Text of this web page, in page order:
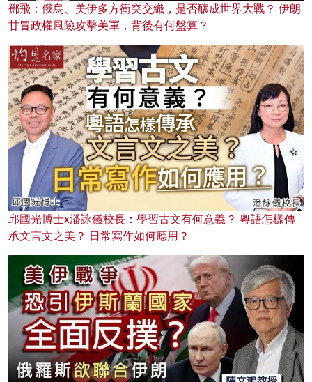
鄧飛：俄烏、美伊多方衝突交織，是否釀成世界大戰？ 伊朗
甘冒政權風險攻擊美軍，背後有何盤算？
邱國光博士x潘詠儀校長：學習古文有何意義？ 粵語怎樣傳
承文言文之美？ 日常寫作如何應用？